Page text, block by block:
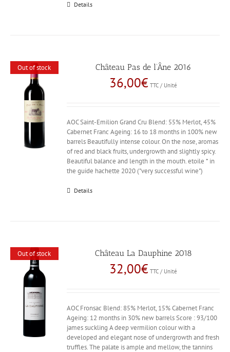
Details
Out of stock Château Pas de l’Âne 2016
36,00€ TTC / Unité
AOC Saint-Emilion Grand Cru Blend: 55% Merlot, 45%
Cabernet Franc Ageing: 16 to 18 months in 100% new
barrels Beautifully intense colour. On the nose, aromas
of red and black fruits, undergrowth and slightly spicy.
Beautiful balance and length in the mouth. etoile * in
the guide hachette 2020 ("very successful wine")
Details
Out of stock Château La Dauphine 2018
32,00€ TTC / Unité
AOC Fronsac Blend: 85% Merlot, 15% Cabernet Franc
Ageing: 12 months in 30% new barrels Score : 93/100
james suckling A deep vermilion colour with a
developed and elegant nose of undergrowth and fresh
truffles. The palate is ample and mellow, the tannins